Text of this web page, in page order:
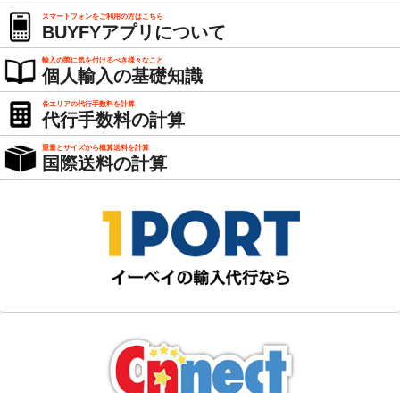
スマートフォンをご利用の方はこちら
BUYFYアプリについて
輸入の際に気を付けるべき様々なこと
個人輸入の基礎知識
各エリアの代行手数料を計算
代行手数料の計算
重量とサイズから概算送料を計算
国際送料の計算